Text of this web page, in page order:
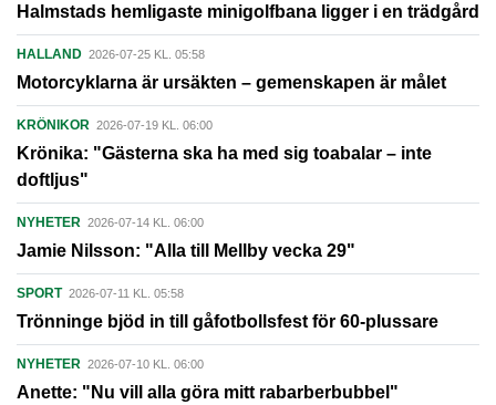
Halmstads hemligaste minigolfbana ligger i en trädgård
HALLAND 2026-07-25 KL. 05:58
Motorcyklarna är ursäkten – gemenskapen är målet
KRÖNIKOR 2026-07-19 KL. 06:00
Krönika: "Gästerna ska ha med sig toabalar – inte
doftljus"
NYHETER 2026-07-14 KL. 06:00
Jamie Nilsson: "Alla till Mellby vecka 29"
SPORT 2026-07-11 KL. 05:58
Trönninge bjöd in till gåfotbollsfest för 60-plussare
NYHETER 2026-07-10 KL. 06:00
Anette: "Nu vill alla göra mitt rabarberbubbel"